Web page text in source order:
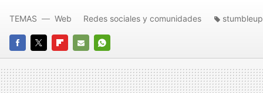
FACEBOOK
TWITTERFLIPBOARD
E-
MAIL
WHATSAPP
TEMAS Web Redes sociales y comunidades